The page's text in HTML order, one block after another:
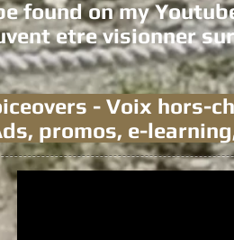
found on my
etre visionner
- Voix hors-
promos, e-